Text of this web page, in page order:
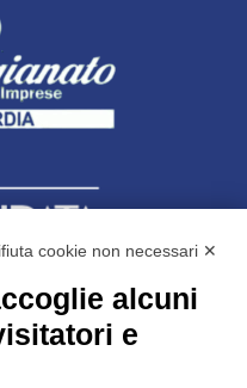
socio
- 23100 Sondrio
cookie non necessari ✕
alcuni
e